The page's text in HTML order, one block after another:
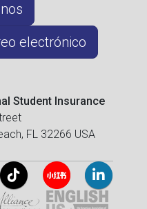
electrónico
Student Insurance
FL 32266 USA